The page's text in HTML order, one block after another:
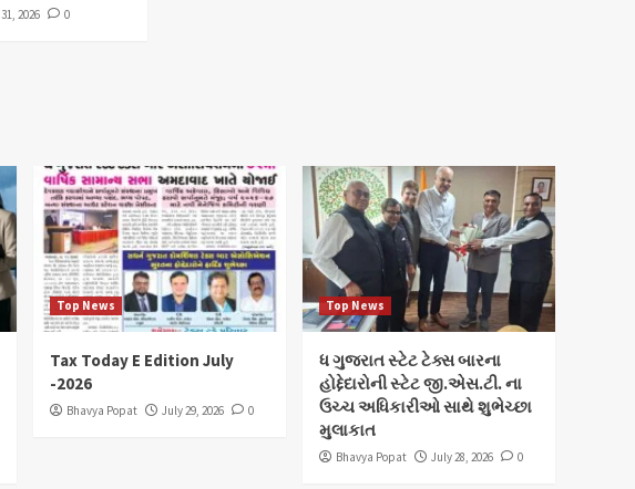
2026 0
Top News
Tax Today E Edition July
-2026
Bhavya Popat July 29, 2026 0
Top News
ધ ગુજરાત સ્ટેટ ટેક્સ બારના
હોદ્દેદારોની સ્ટેટ જી.એસ.ટી. ના
ઉચ્ચ અધિકારીઓ સાથે શુભેચ્છા
મુલાકાત
Bhavya Popat July 28, 2026 0